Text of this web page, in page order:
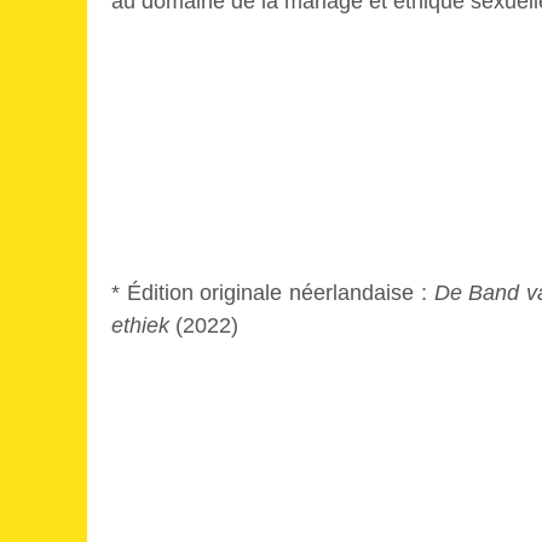
* Édition originale néerlandaise : De Band
ethiek(2022)